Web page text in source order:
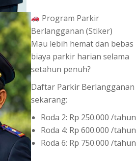
Program Parkir
Berlangganan (Stiker)
Mau lebih hemat dan bebas
biaya parkir harian selama
setahun penuh?
Daftar Parkir Berlangganan
sekarang:
Roda 2: Rp 250.000 /tahun
Roda 4: Rp 600.000 /tahun
Roda 6: Rp 750.000 /tahun